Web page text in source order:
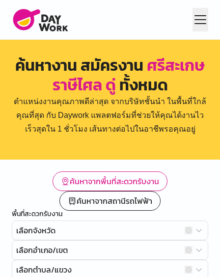
ค้นหางาน สมัครงานศรีสะเกษ
ราษีไศล ดู่ทั้งหมด
ตำแหน่งงานคุณภาพดีล่าสุด จากบริษัทชั้นนำ ในพื้นที่ใกล้
คุณที่สุด กับ Daywork แพลตฟอร์มที่ช่วยให้คุณได้งานไว
เร็วสุดใน 1 ชั่วโมง เส้นทางต่อไปในอาชีพรอคุณอยู่
ค้นหาจากพื้นที่สะดวกรับงาน
ค้นหาจากสถานีรถไฟฟ้า
พื้นที่สะดวกรับงาน
เลือกจังหวัด
เลือกอำเภอ/เขต
เลือกตำบล/แขวง